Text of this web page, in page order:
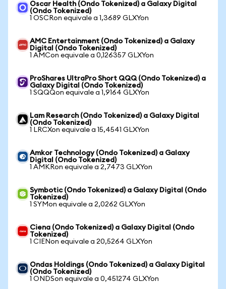
Oscar Health (Ondo Tokenized) a Galaxy Digital
(Ondo Tokenized)
1 OSCRon equivale a 1,3689 GLXYon
AMC Entertainment (Ondo Tokenized) a Galaxy
Digital (Ondo Tokenized)
1 AMCon equivale a 0,126357 GLXYon
ProShares UltraPro Short QQQ (Ondo Tokenized) a
Galaxy Digital (Ondo Tokenized)
1 SQQQon equivale a 1,9164 GLXYon
Lam Research (Ondo Tokenized) a Galaxy Digital
(Ondo Tokenized)
1 LRCXon equivale a 15,4541 GLXYon
Amkor Technology (Ondo Tokenized) a Galaxy
Digital (Ondo Tokenized)
1 AMKRon equivale a 2,7473 GLXYon
Symbotic (Ondo Tokenized) a Galaxy Digital (Ondo
Tokenized)
1 SYMon equivale a 2,0262 GLXYon
Ciena (Ondo Tokenized) a Galaxy Digital (Ondo
Tokenized)
1 CIENon equivale a 20,5264 GLXYon
Ondas Holdings (Ondo Tokenized) a Galaxy Digital
(Ondo Tokenized)
1 ONDSon equivale a 0,451274 GLXYon